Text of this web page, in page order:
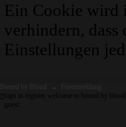
Ein Cookie wird
verhindern,
Einstellungen
Bound by Blood →
Forenmeldung
sign in register welcome to bound by blood,
guest